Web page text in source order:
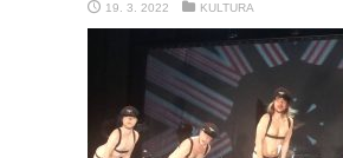
19. 3. 2022 KULTURA